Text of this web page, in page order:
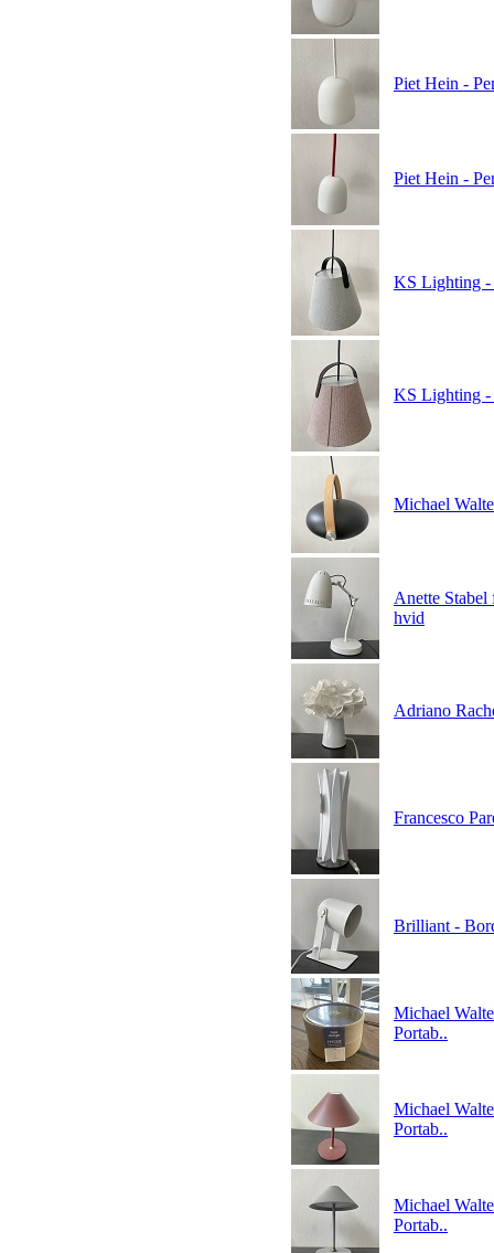
Piet Hein -
Piet Hein -
KS Lighting -
KS Lighting -
Michael
Anette
hvid
Adriano
Francesco
Brilliant -
Michael
Portab..
Michael
Portab..
Michael
Portab..